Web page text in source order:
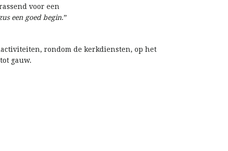
voor een
een goed begin.”
rondom de kerkdiensten, op het
gauw.